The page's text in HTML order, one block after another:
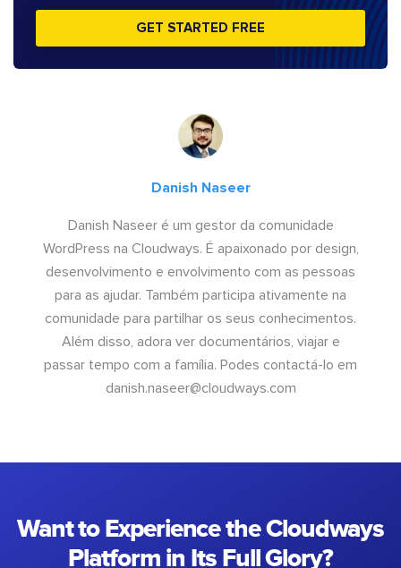
GET STARTED FREE
Danish Naseer
Danish Naseer é um gestor da comunidade
WordPress na Cloudways. É apaixonado por design,
desenvolvimento e envolvimento com as pessoas
para as ajudar. Também participa ativamente na
comunidade para partilhar os seus conhecimentos.
Além disso, adora ver documentários, viajar e
passar tempo com a família. Podes contactá-lo em
danish.naseer@cloudways.com
Want to Experience the Cloudways
Platform in Its Full Glory?